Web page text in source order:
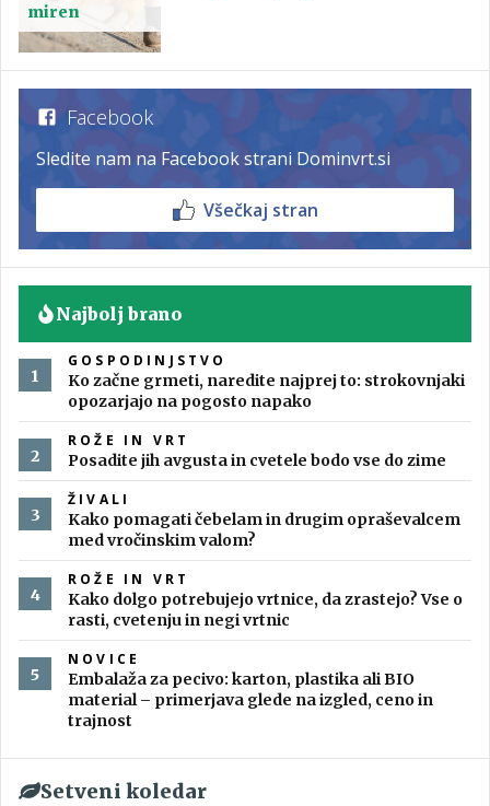
miren
Facebook
Sledite nam na Facebook strani Dominvrt.si
Všečkaj stran
Najbolj brano
GOSPODINJSTVO
Ko začne grmeti, naredite najprej to: strokovnjaki
opozarjajo na pogosto napako
ROŽE IN VRT
Posadite jih avgusta in cvetele bodo vse do zime
ŽIVALI
Kako pomagati čebelam in drugim opraševalcem
med vročinskim valom?
ROŽE IN VRT
Kako dolgo potrebujejo vrtnice, da zrastejo? Vse o
rasti, cvetenju in negi vrtnic
NOVICE
Embalaža za pecivo: karton, plastika ali BIO
material – primerjava glede na izgled, ceno in
trajnost
Setveni koledar